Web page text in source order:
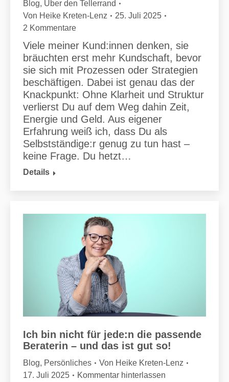
Blog, Über den Tellerrand
Von Heike Kreten-Lenz
25. Juli 2025
2 Kommentare
Viele meiner Kund:innen denken, sie
bräuchten erst mehr Kundschaft, bevor
sie sich mit Prozessen oder Strategien
beschäftigen. Dabei ist genau das der
Knackpunkt: Ohne Klarheit und Struktur
verlierst Du auf dem Weg dahin Zeit,
Energie und Geld. Aus eigener
Erfahrung weiß ich, dass Du als
Selbstständige:r genug zu tun hast –
keine Frage. Du hetzt…
Details
Ich bin nicht für jede:n die passende
Beraterin – und das ist gut so!
Blog, Persönliches Von Heike Kreten-Lenz
17. Juli 2025
Kommentar hinterlassen